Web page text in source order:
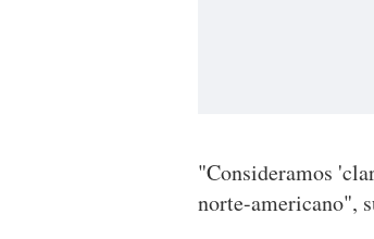
"Consideramos
norte-americano",